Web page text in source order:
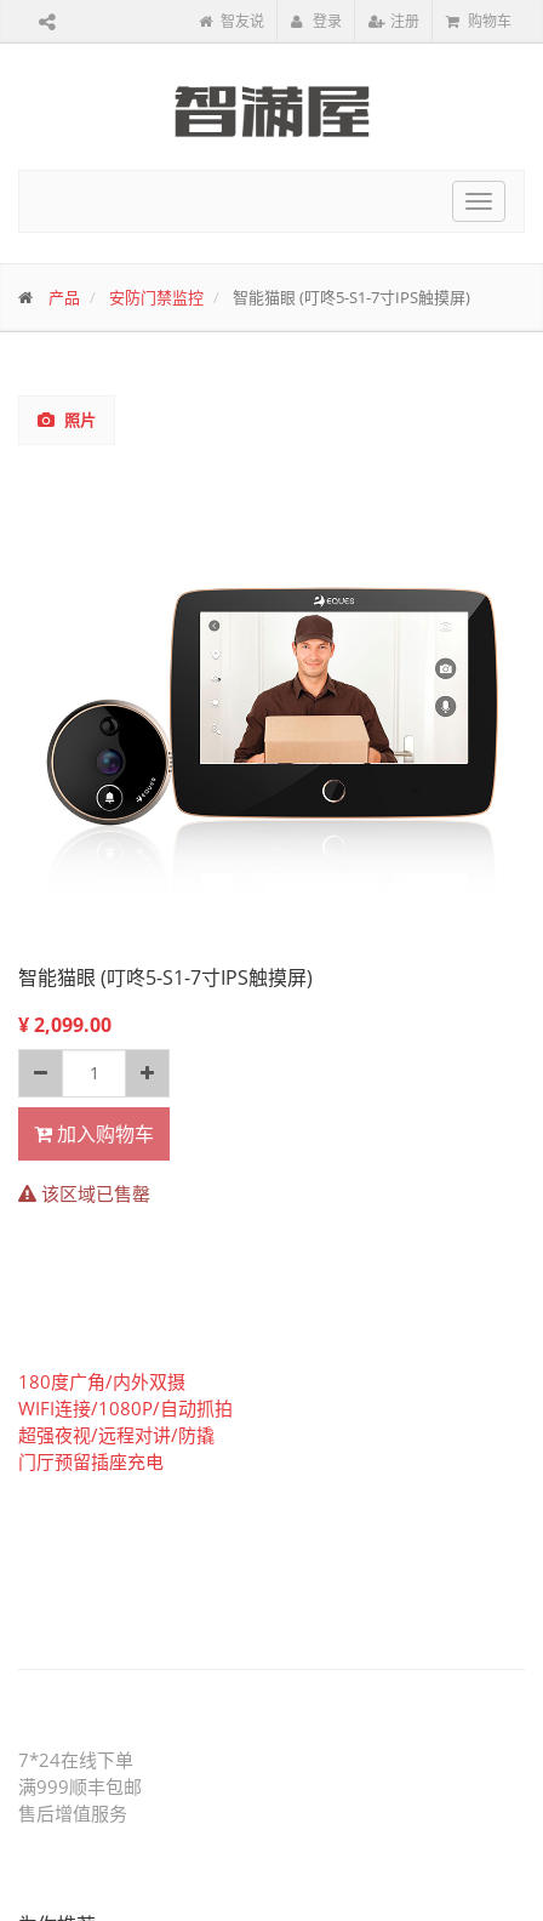
智友说 登录 注册 购物车
Toggle
产品 安防门禁监控 智能猫眼 (叮咚5-S1-7寸IPS触摸屏)
照片
智能猫眼 (叮咚5-S1-7寸IPS触摸屏)
¥2,099.00
加入购物车
该区域已售罄
180度广角/内外双摄
WIFI连接/1080P/自动抓拍
超强夜视/远程对讲/防撬
门厅预留插座充电
7*24在线下单
满999顺丰包邮
售后增值服务